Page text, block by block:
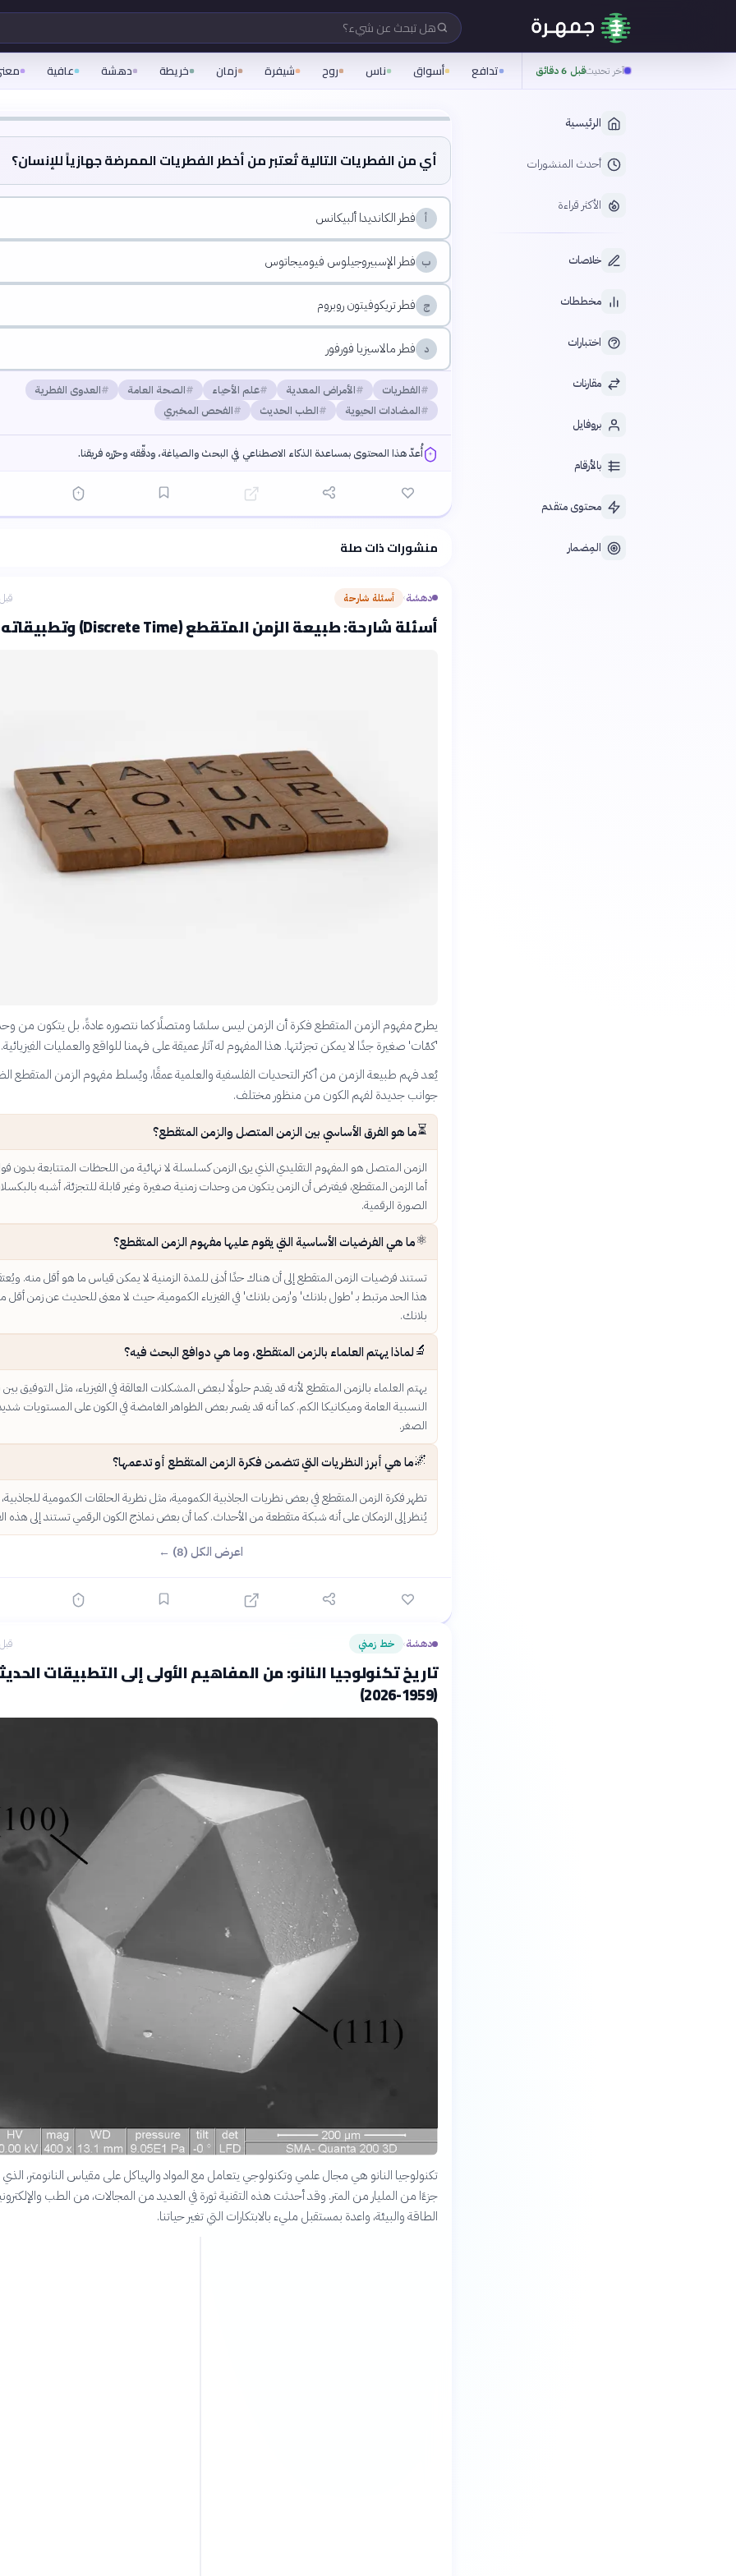
هل تبحث عن شيء؟
آخر تحديثقبل 6 دقائق تدافع أسواق ناس روح شيفرة زمان خريطة دهشة عافية
الرئيسية
أحدث المنشورات
الأكثر قراءة
خلاصات
مخططات
اختبارات
مقارنات
بروفايل
بالأرقام
محتوى متقدم
المِضمار
أي من الفطريات التالية تُعتبر من أخطر الفطريات الممرضة جهازياً للإنسان؟
أ فطر الكانديدا ألبيكانس
ب فطر الإسبيروجيلوس فيوميجاتوس
ج فطر تريكوفيتون روبروم
د فطر مالاسيزيا فورفور
الفطريات الأمراض المعدية علم الأحياء الصحة العامة
العدوى الفطرية
المضادات الحيوية
الطب الحديث الفحص المخبري
أُعدّ هذا المحتوى بمساعدة الذكاء الاصطناعي في البحث والصياغة، ودقّقه وحرّره فريقنا.
منشورات ذات صلة
دهشة› أسئلة شارحة قبل 3 ساعات
أسئلة شارحة: طبيعة الزمن المتقطع (Discrete Time) وتطبيقاته
يطرح مفهوم الزمن المتقطع فكرة أن الزمن ليس سلسًا ومتصلًا كما نتصوره عادةً، بل يتكون من
'كمّات' صغيرة جدًا لا يمكن تجزئتها. هذا المفهوم له آثار عميقة على فهمنا للواقع والعمليات الفيزيائية.
يُعد فهم طبيعة الزمن من أكثر التحديات الفلسفية والعلمية عمقًا، ويُسلط مفهوم الزمن المتقطع
جوانب جديدة لفهم الكون من منظور مختلف.
⏳ما هو الفرق الأساسي بين الزمن المتصل والزمن المتقطع؟
الزمن المتصل هو المفهوم التقليدي الذي يرى الزمن كسلسلة لا نهائية من اللحظات المتتابعة بدون
أما الزمن المتقطع، فيفترض أن الزمن يتكون من وحدات زمنية صغيرة وغير قابلة للتجزئة، أشبه
الصورة الرقمية.
⚛️ما هي الفرضيات الأساسية التي يقوم عليها مفهوم الزمن المتقطع؟
تستند فرضيات الزمن المتقطع إلى أن هناك حدًا أدنى للمدة الزمنية لا يمكن قياس ما هو أقل منه.
هذا الحد مرتبط بـ 'طول بلانك' و'زمن بلانك' في الفيزياء الكمومية، حيث لا معنى للحديث عن زمن أقل
بلانك.
🔬لماذا يهتم العلماء بالزمن المتقطع، وما هي دوافع البحث فيه؟
يهتم العلماء بالزمن المتقطع لأنه قد يقدم حلولًا لبعض المشكلات العالقة في الفيزياء، مثل التوفيق
النسبية العامة وميكانيكا الكم. كما أنه قد يفسر بعض الظواهر الغامضة في الكون على المستويات
الصغر.
🌌ما هي أبرز النظريات التي تتضمن فكرة الزمن المتقطع أو تدعمها؟
تظهر فكرة الزمن المتقطع في بعض نظريات الجاذبية الكمومية، مثل نظرية الحلقات الكمومية
يُنظر إلى الزمكان على أنه شبكة متقطعة من الأحداث. كما أن بعض نماذج الكون الرقمي تستند إلى هذه
اعرض الكل (8) ←
دهشة› خط زمني قبل 7 ساعات
تاريخ تكنولوجيا النانو: من المفاهيم الأولى إلى التطبيقات
(1959-2026)
تكنولوجيا النانو هي مجال علمي وتكنولوجي يتعامل مع المواد والهياكل على مقياس النانومتر، الذي
جزءًا من المليار من المتر. وقد أحدثت هذه التقنية ثورة في العديد من المجالات، من الطب
الطاقة والبيئة، واعدة بمستقبل مليء بالابتكارات التي تغير حياتنا.